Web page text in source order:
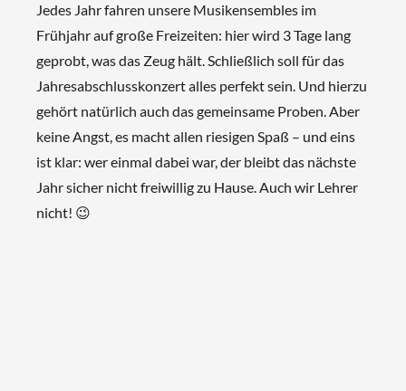
Jedes Jahr fahren unsere Musikensembles im
Frühjahr auf große Freizeiten: hier wird 3 Tage lang
geprobt, was das Zeug hält. Schließlich soll für das
Jahresabschlusskonzert alles perfekt sein. Und hierzu
gehört natürlich auch das gemeinsame Proben. Aber
keine Angst, es macht allen riesigen Spaß – und eins
ist klar: wer einmal dabei war, der bleibt das nächste
Jahr sicher nicht freiwillig zu Hause. Auch wir Lehrer
nicht! 😉